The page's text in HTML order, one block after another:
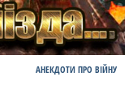
АНЕКДОТИ ПРО ВІЙНУ